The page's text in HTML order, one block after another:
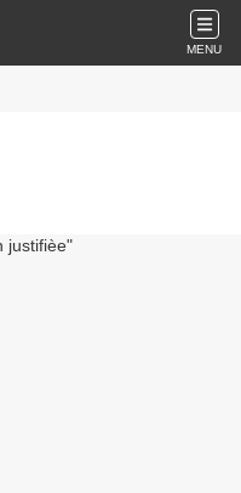
MENU